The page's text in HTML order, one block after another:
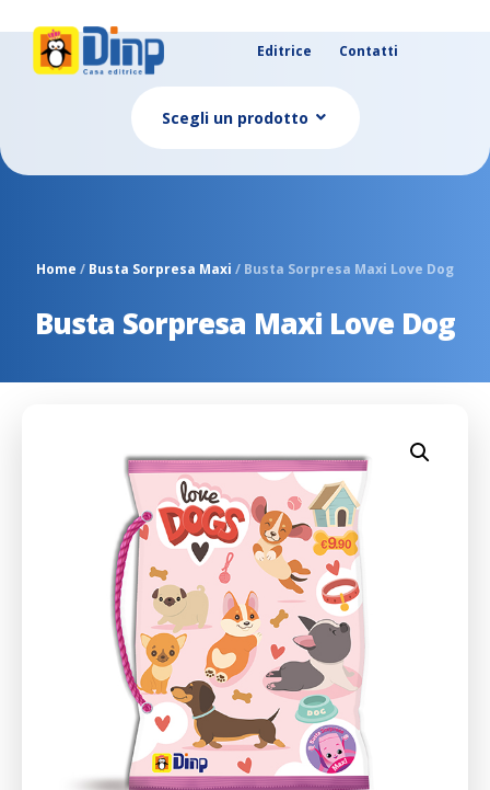
Editrice Contatti
Scegli un prodotto
Home / Busta Sorpresa Maxi / Busta Sorpresa Maxi Love Dog
Busta Sorpresa Maxi Love Dog